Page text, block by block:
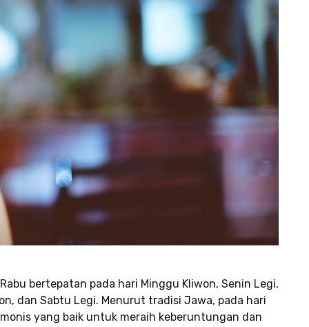
bertepatan pada hari Minggu Kliwon, Senin Legi,
dan Sabtu Legi. Menurut tradisi Jawa, pada hari
yang baik untuk meraih keberuntungan dan